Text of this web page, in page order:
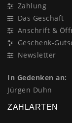
Zahlung
Das Geschäft
Anschrift &
Geschenk-
Newsletter
In Gedenken an:
Jürgen Duhn
ZAHLARTEN